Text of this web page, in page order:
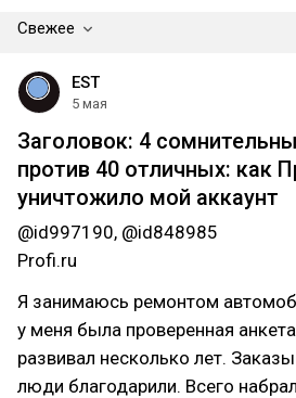
Свежее
EST
5 мая
Заголовок: 4
против 40 отличных: как
уничтожило мой аккаунт
@id997190, @id848985
Profi.ru
Я занимаюсь ремонтом
у меня была проверенная
развивал несколько лет.
люди благодарили. Всего